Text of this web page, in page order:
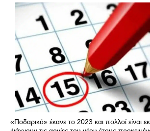
«Ποδαρικό» έκανε το 2023 και πολλοί είναι